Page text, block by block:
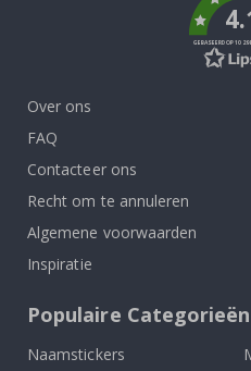
GEBASEERD OP 1029
Over ons
FAQ
Contacteer ons
Recht om te annuleren
Algemene voorwaarden
Inspiratie
Populaire Categorieën
Naamstickers